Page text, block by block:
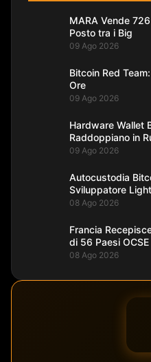
MARA Vende
Posto tra i Big
09 Ago 2026
Bitcoin Red
Ore
09 Ago 2026
Hardware Wallet
Raddoppiano in
09 Ago 2026
Autocustodia
Sviluppatore
08 Ago 2026
Francia
di 56 Paesi OCSE
08 Ago 2026